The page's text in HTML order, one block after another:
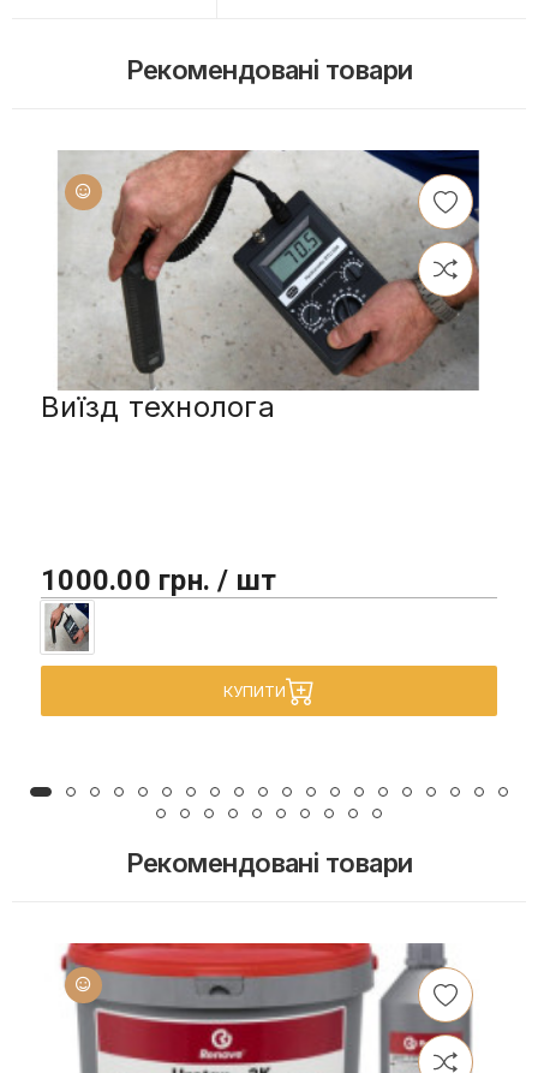
Рекомендовані товари
Виїзд технолога
1000.00 грн. / шт
КУПИТИ
Рекомендовані товари